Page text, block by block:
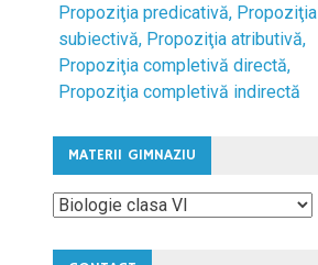
Propoziţia predicativă, Propoziţia
subiectivă, Propoziţia atributivă,
Propoziţia completivă directă,
Propoziţia completivă indirectă
MATERII GIMNAZIU
Materii